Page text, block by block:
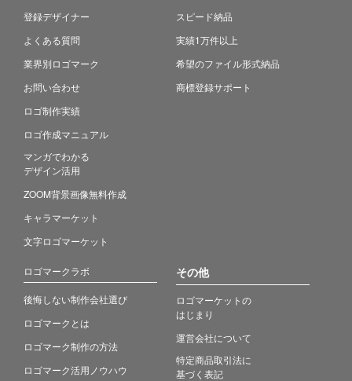
登録デザイナー
よくある質問
業界別ロゴマーク
お問い合わせ
ロゴ制作実績
ロゴ作成マニュアル
マンガでわかる
デザイン活用
ZOOM背景画像無料作成
キャラマーケット
文字ロゴマーケット
スピード納品
実績1万件以上
希望のファイル形式納品
商標登録サポート
ロゴマークラボ
後悔しない制作会社選び
ロゴマークとは
ロゴマーク制作の方法
ロゴマーク活用ノウハウ
その他
ロゴマーケットの
はじまり
運営会社について
特定商品取引法に
基づく表記